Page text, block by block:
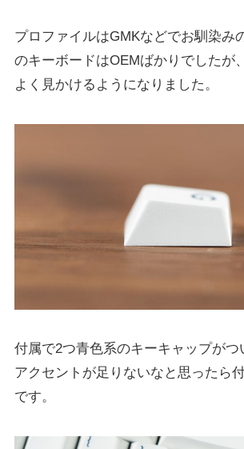
プロファイルはGMKなどでお馴染み
のキーボードはOEMばかりでしたが
よく見かけるようになりました。
付属で2つ青色系のキーキャップがつ
アクセントが足りないなと思ったら
です。